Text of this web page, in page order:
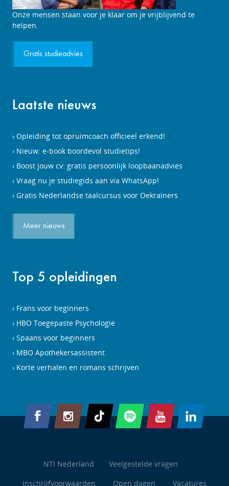
Onze mensen staan voor je klaar om je vrijblijvend te
helpen.
Gratis studieadvies
Laatste nieuws
Opleiding tot opruimcoach officieel erkend!
Nieuw: e-book boordevol studietips!
Boost jouw cv: gratis persoonlijk loopbaanadvies
Vraag nu je studiegids aan via WhatsApp!
Gratis Nederlandse taalcursus voor Oekraïners
Meer nieuws
Top 5 opleidingen
Frans voor beginners
HBO Toegepaste Psychologie
Spaans voor beginners
MBO Apothekersassistent
Korte verhalen en romans schrijven
NTI Nederland
Veelgestelde vragen
Inschrijfvoorwaarden
Open dagen Vacatures